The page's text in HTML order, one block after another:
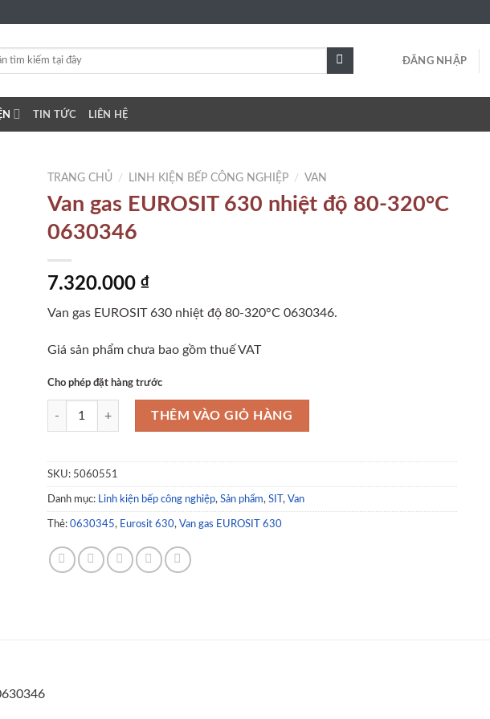
ĐĂNG NHẬP
TIN TỨC LIÊN HỆ
TRANG CHỦ / LINH KIỆN BẾP CÔNG NGHIỆP / VAN
Van gas EUROSIT 630 nhiệt độ 80-320°C
0630346
7.320.000 ₫
Van gas EUROSIT 630 nhiệt độ 80-320°C 0630346.
Giá sản phẩm chưa bao gồm thuế VAT
Cho phép đặt hàng trước
Van gas EUROSIT 630 nhiệt độ 80-320°C 0630346 số lượng
THÊM VÀO GIỎ HÀNG
SKU: 5060551
Danh mục: Linh kiện bếp công nghiệp, Sản phẩm, SIT , Van
Thẻ: 0630345, Eurosit 630, Van gas EUROSIT 630